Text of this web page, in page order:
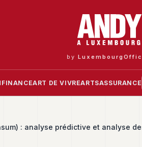
by
FINANCEART DE VIVREARTSASSURANCE
: analyse prédictive et analyse